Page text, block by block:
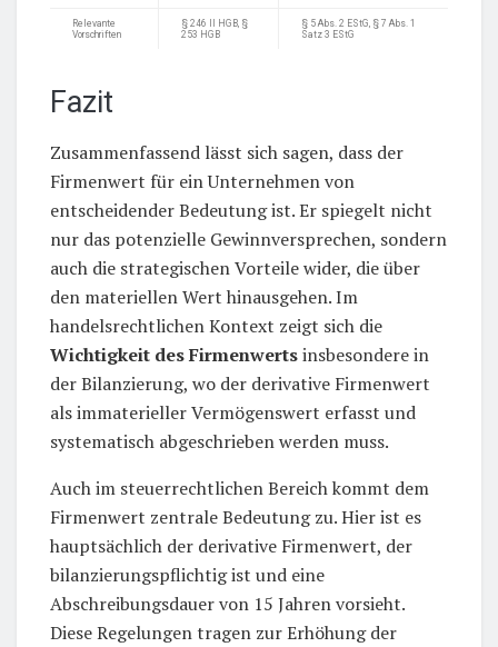
Relevante
Vorschriften
§ 246 II HGB, §
253 HGB
§ 5 Abs. 2 EStG, § 7 Abs. 1
Satz 3 EStG
Fazit
Zusammenfassend lässt sich sagen, dass der
Firmenwert für ein Unternehmen von
entscheidender Bedeutung ist. Er spiegelt nicht
nur das potenzielle Gewinnversprechen, sondern
auch die strategischen Vorteile wider, die über
den materiellen Wert hinausgehen. Im
handelsrechtlichen Kontext zeigt sich die
Wichtigkeit des Firmenwertsinsbesondere in
der Bilanzierung, wo der derivative Firmenwert
als immaterieller Vermögenswert erfasst und
systematisch abgeschrieben werden muss.
Auch im steuerrechtlichen Bereich kommt dem
Firmenwert zentrale Bedeutung zu. Hier ist es
hauptsächlich der derivative Firmenwert, der
bilanzierungspflichtig ist und eine
Abschreibungsdauer von 15 Jahren vorsieht.
Diese Regelungen tragen zur Erhöhung der